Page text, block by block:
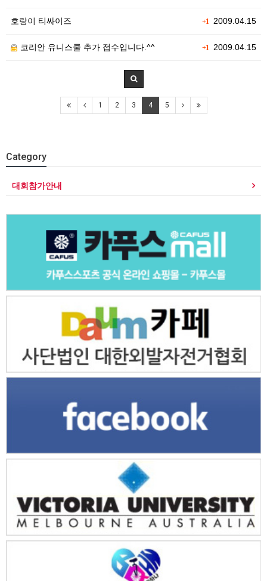
+1 2009.04.15
호랑이 티싸이즈
+1 2009.04.15
코리안 유니스쿨 추가 접수입니다.^^
1 2 3 4 5
Category
대회참가안내